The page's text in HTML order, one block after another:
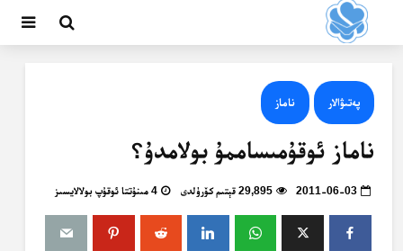
پەتىۋالار ناماز
ناماز ئوقۇمىساممۇ بولامدۇ؟
2011-06-03 29,895 قېتىم كۆرۈلدى 4 مىنۇتتا ئوقۇپ بولالايسىز